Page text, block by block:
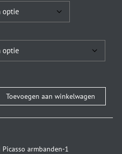
Toevoegen aan winkelwagen
armbanden-1